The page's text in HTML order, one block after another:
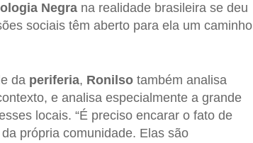
Negrana realidade brasileira se deu
sociais têm aberto para ela um caminho
da periferia, Ronilsotambém analisa
e analisa especialmente a grande
locais. “É preciso encarar o fato de
própria comunidade. Elas são